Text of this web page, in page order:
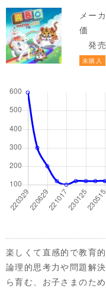
メー
価
発
未購入
楽しくて直感的で教育
論理的思考力や問題解
ら育む、お子さまのた